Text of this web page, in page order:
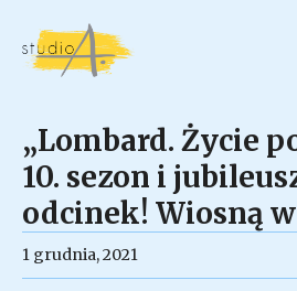
„Lombard. Życie
10. sezon i
odcinek! Wiosną
1 grudnia, 2021